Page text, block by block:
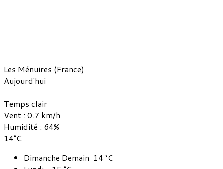
Les Ménuires (France)
Aujourd'hui
Temps clair
Vent : 0.7 km/h
Humidité : 64%
14°C
Dimanche Demain 14 °C